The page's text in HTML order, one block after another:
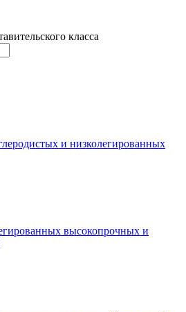
класса
и низколегированных
высокопрочных и